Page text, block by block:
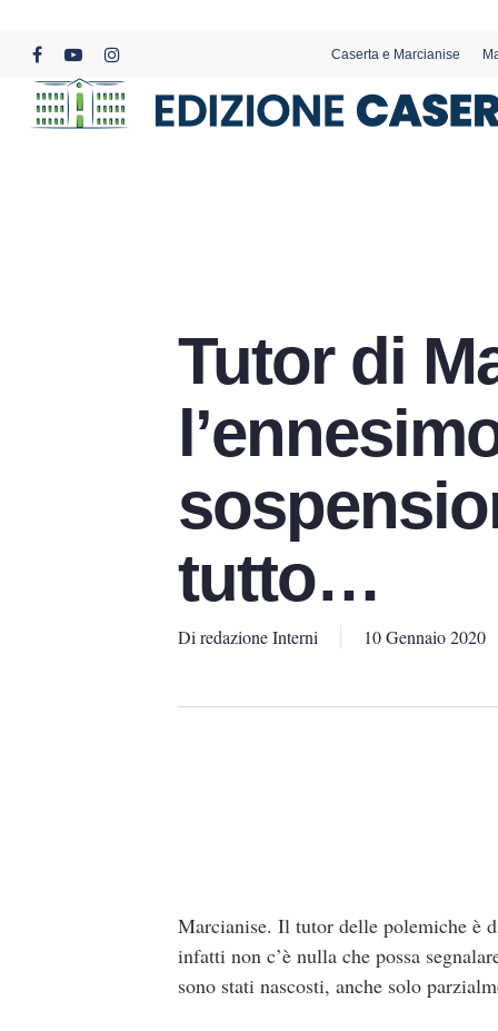
content
facebookyoutubeinstagram
Caserta e Marcianise
Tutor di
tutto…
Di redazione Interni 10 Gennaio 2020
Marcianise. Il tutor delle polemiche è
infatti non c’è nulla che possa
sono stati nascosti, anche solo